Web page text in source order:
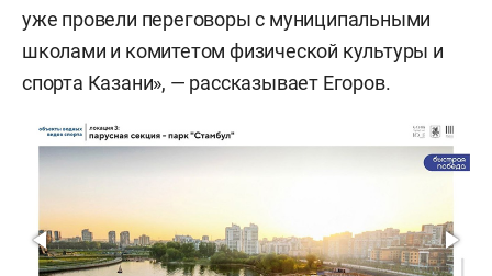
«Сердцем» концепции должен был стать
главный городской яхт-клуб на полуострове
Локомотив.
стоянок для маломерных судов (8–12 м) из
плавучих понтонов. Их предлагают расположить
уже провели переговоры с муниципальными
школами и комитетом физической культуры и
спорта Казани», — рассказывает Егоров.